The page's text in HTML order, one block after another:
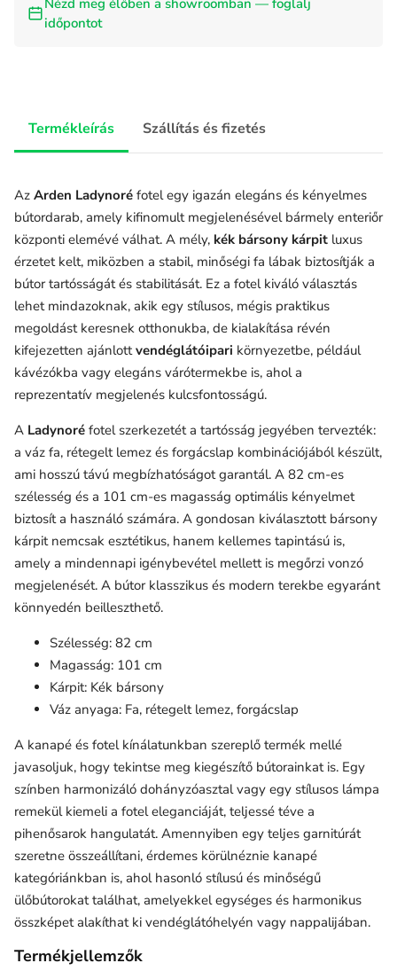
időpontot
Termékleírás Szállítás és fizetés
Az Arden Ladynoré fotel egy igazán elegáns és kényelmes
bútordarab, amely kifinomult megjelenésével bármely enteriőr
központi elemévé válhat. A mély, kék bársony kárpit luxus
érzetet kelt, miközben a stabil, minőségi fa lábak biztosítják a
bútor tartósságát és stabilitását. Ez a fotel kiváló választás
lehet mindazoknak, akik egy stílusos, mégis praktikus
megoldást keresnek otthonukba, de kialakítása révén
kifejezetten ajánlottvendéglátóipari környezetbe, például
kávézókba vagy elegáns várótermekbe is, ahol a
reprezentatív megjelenés kulcsfontosságú.
A Ladynoré fotel szerkezetét a tartósság jegyében tervezték:
a váz fa, rétegelt lemez és forgácslap kombinációjából készült,
ami hosszú távú megbízhatóságot garantál. A 82 cm-es
szélesség és a 101 cm-es magasság optimális kényelmet
biztosít a használó számára. A gondosan kiválasztott bársony
kárpit nemcsak esztétikus, hanem kellemes tapintású is,
amely a mindennapi igénybevétel mellett is megőrzi vonzó
megjelenését. A bútor klasszikus és modern terekbe egyaránt
könnyedén beilleszthető.
Szélesség: 82 cm
Magasság: 101 cm
Kárpit: Kék bársony
Váz anyaga: Fa, rétegelt lemez, forgácslap
A kanapé és fotelkínálatunkban szereplő termék mellé
javasoljuk, hogy tekintse meg kiegészítő bútorainkat is. Egy
színben harmonizáló dohányzóasztal vagy egy stílusos lámpa
remekül kiemeli a fotel eleganciáját, teljessé téve a
pihenősarok hangulatát. Amennyiben egy teljes garnitúrát
szeretne összeállítani, érdemes körülnéznie kanapé
kategóriánkban is, ahol hasonló stílusú és minőségű
ülőbútorokat találhat, amelyekkel egységes és harmonikus
összképet alakíthat ki vendéglátóhelyén vagy nappalijában.
Termékjellemzők